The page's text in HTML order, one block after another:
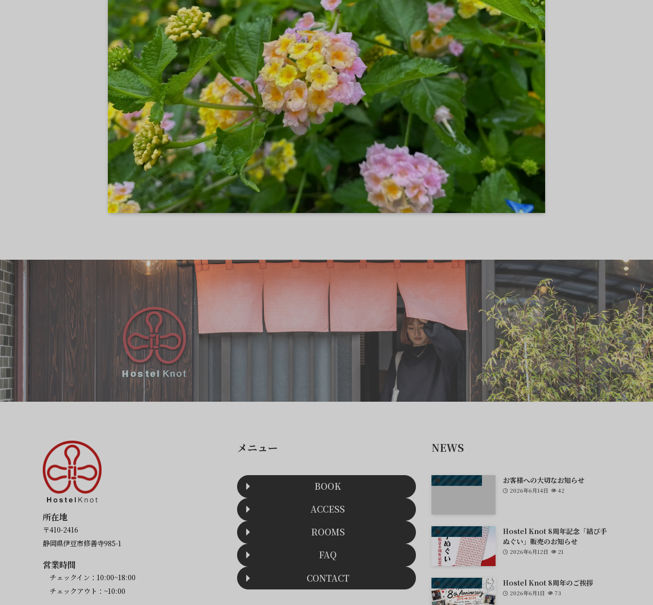
所在地
〒410-2416
静岡県伊豆市修善寺985-1
営業時間
チェックイン：10:00~18:00
チェックアウト：~10:00
メニュー
BOOK
ACCESS
ROOMS
FAQ
CONTACT
NEWS
Information お客様への大切なお知らせ
2026年6月14日 42
Information
Hostel Knot 8周年記念「結び手
ぬぐい」販売のお知らせ
2026年6月12日 21
Information Hostel Knot 8周年のご挨拶
2026年6月1日 73